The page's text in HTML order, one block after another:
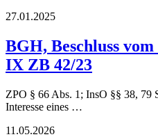
27.01.2025
BGH, Beschluss
IX ZB 42/23
ZPO § 66 Abs. 1; InsO §§ 38, 79
Interesse eines …
11.05.2026